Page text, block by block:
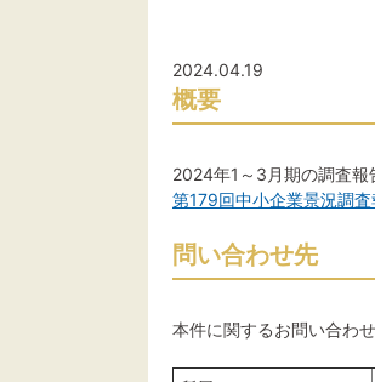
2024.04.19
概要
2024年1～3月期の調査報
第179回中小企業景況調
問い合わせ先
本件に関するお問い合わ